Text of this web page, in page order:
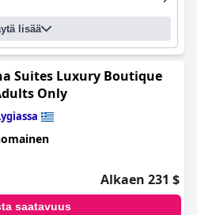
lisää
Suites Luxury Boutique
Only
Alkaen 231 $
saatavuus